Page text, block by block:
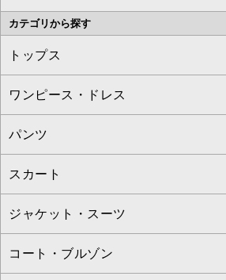
OFUON le MK
MK MICHEL KLEIN HOMME
MK MICHEL KLEIN BAG
カテゴリから探す
トップス
すべてのトップス
カットソー・Tシャツ
ブラウス・シャツ
ニット・セーター
カーディガン
ワンピース・ドレス
すべてのワンピース・ドレス
ワンピース
ドレス
チュニック
パンツ
すべてのパンツ
フルレングスパンツ
クロップド・半端丈パンツ
スカート
すべてのスカート
ロング・マキシ丈スカート
ジャケット・スーツ
すべてのジャケット・スーツ
コート・ブルゾン